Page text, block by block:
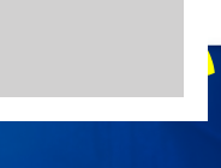
ださい